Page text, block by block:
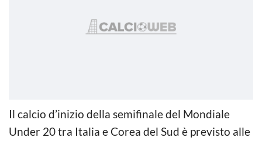
Il calcio d’inizio della semifinale del Mondiale
Under 20 tra Italia e Corea del Sud è previsto alle